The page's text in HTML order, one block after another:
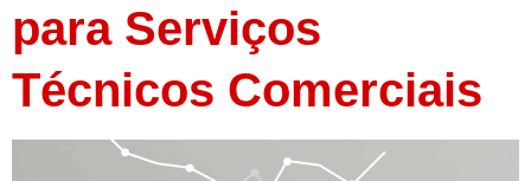
para Serviços
Técnicos Comerciais